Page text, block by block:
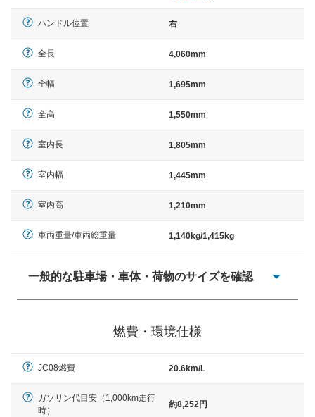
ハンドル位置 右
全長 4,060mm
全幅 1,695mm
全高 1,550mm
室内長 1,805mm
室内幅 1,445mm
室内高 1,210mm
車両重量/車両総重量 1,140kg/1,415kg
一般的な駐車場・車体・荷物のサイズを確認
× 長さ 5,000mm 車路幅 5,000mmというサイズが標準値
燃費・環境仕様
JC08燃費 20.6km/L
ガソリン代目安（1,000km走行
時）
約8,252円